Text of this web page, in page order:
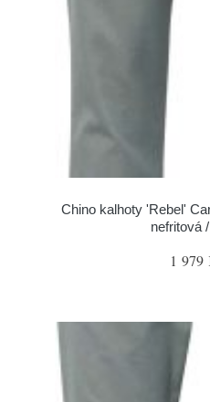
Chino kalhoty 'Rebel'
nefritová
1 979